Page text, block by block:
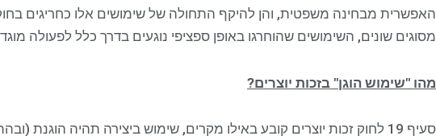
האפשרית מבחינה משפטית, והן להיקף התחולה של שימושים אלו כחריגים
מסוגים שונים, השימושים שהוחרגו באופן ספציפי נוגעים בדרך כלל לפעולה
מהו "שימוש הוגן" בזכות יוצרים?